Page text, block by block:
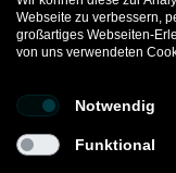
Marke,
Counterpart Group ©
Webseite zu verbessern,
großartiges Webseiten-
von uns verwendeten
Notwendig
Funktional